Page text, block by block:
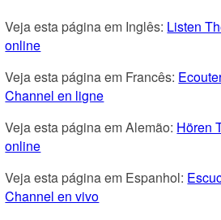
Veja esta página em Inglês: Listen
online
Veja esta página em Francês:
Channel en ligne
Veja esta página em Alemão: Hören
online
Veja esta página em Espanhol:
Channel en vivo